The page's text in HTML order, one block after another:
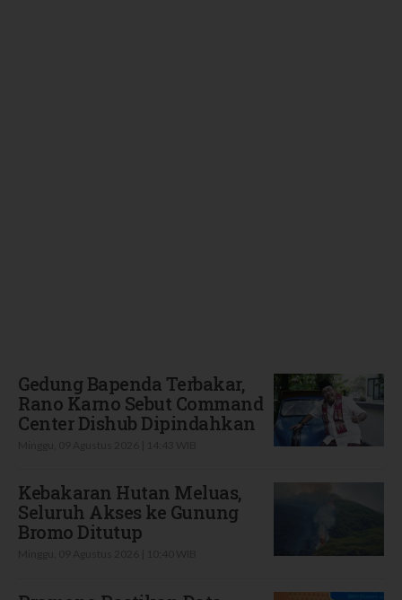
Gedung Bapenda Terbakar,
Rano Karno Sebut Command
Center Dishub Dipindahkan
Kebakaran Hutan Meluas,
Seluruh Akses ke Gunung
Bromo Ditutup